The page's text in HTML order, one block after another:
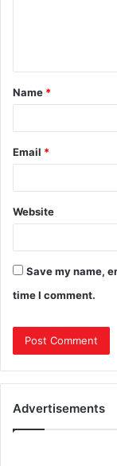
Name *
Email *
Website
Save my name,
time I comment.
Advertisements